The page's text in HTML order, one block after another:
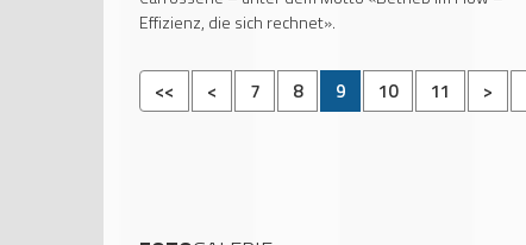
Effizienz, die sich rechnet».
<< < 7 8 9 10 11 >